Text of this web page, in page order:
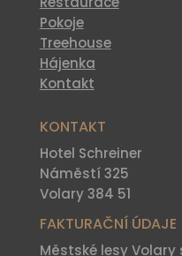
Pokoje
Treehouse
Hájenka
Kontakt
KONTAKT
Hotel Schreiner
Náměstí 325
Volary 384 51
FAKTURAČNÍ ÚDAJE
Městské lesy Volary